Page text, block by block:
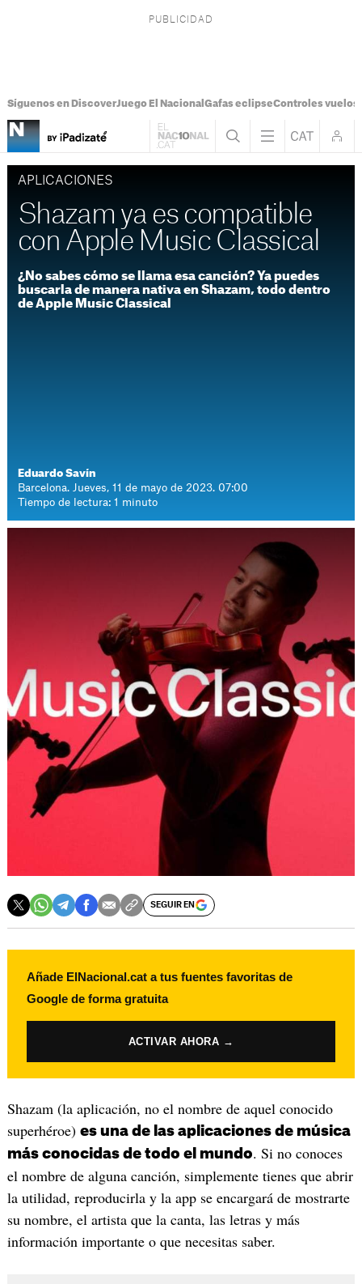
Síguenos en DiscoverJuego El Nacional Gafas eclipseControles vuelos
APLICACIONES
Shazam ya es compatible
con Apple Music Classical
¿No sabes cómo se llama esa canción? Ya puedes
buscarla de manera nativa en Shazam, todo dentro
de Apple Music Classical
Eduardo Savín
Barcelona. Jueves, 11 de mayo de 2023. 07:00
Tiempo de lectura: 1 minuto
SEGUIR EN
Añade ElNacional.cat a tus fuentes favoritas de
Google de forma gratuita
ACTIVAR AHORA →
Shazam (la aplicación, no el nombre de aquel conocido
superhéroe) es una de las aplicaciones de música
más conocidas de todo el mundo. Si no conoces
el nombre de alguna canción, simplemente tienes que abrir
la utilidad, reproducirla y la app se encargará de mostrarte
su nombre, el artista que la canta, las letras y más
información importante o que necesitas saber.